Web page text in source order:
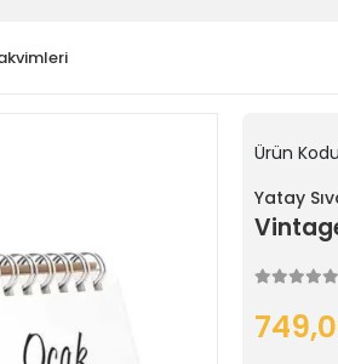
Ürün
Yatay